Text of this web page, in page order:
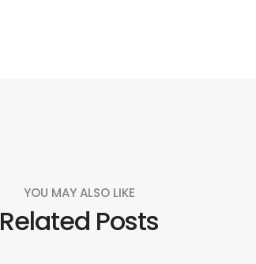
YOU MAY ALSO LIKE
Related Posts